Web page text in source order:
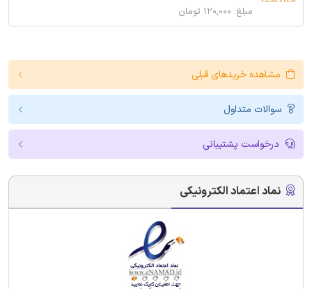
مبلغ: ۱۲۰,۰۰۰ تومان
مشاهده خریدهای قبلی
سوالات متداول
درخواست پشتیبانی
نماد اعتماد الکترونیکی